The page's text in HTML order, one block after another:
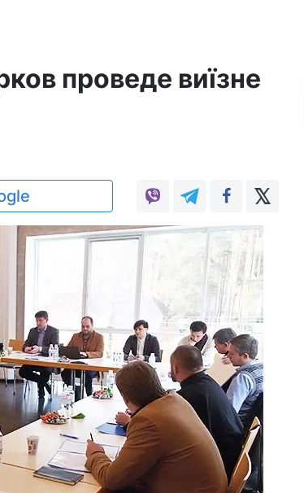
проведе виїзне